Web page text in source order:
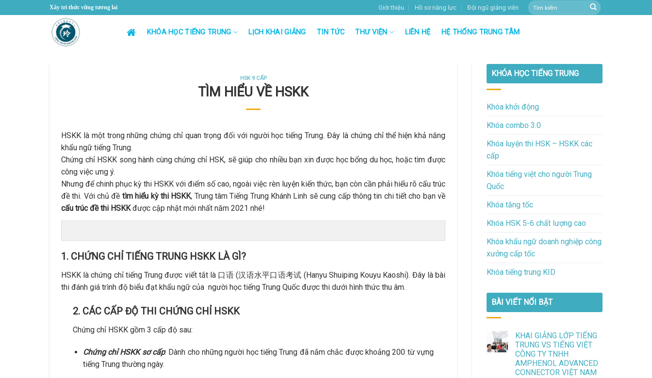
to
Xây tri thức vững tương lai Giới thiệu Hồ sơ năng lực Đội ngũ giảng viên
KHÓA HỌC TIẾNG TRUNG LỊCH KHAI GIẢNG TIN TỨC THƯ VIỆN LIÊN HỆ HỆ THỐNG TRUNG TÂM
HSK 9 CẤP
TÌM HIỂU VỀ HSKK
HSKK là một trong những chứng chỉ quan trọng đối với người học tiếng Trung. Đây là chứng chỉ thể hiện khả năng
khẩu ngữ tiếng Trung.
Chứng chỉ HSKK song hành cùng chứng chỉ HSK, sẽ giúp cho nhiều bạn xin được học bổng du học, hoặc tìm được
công việc ưng ý.
Nhưng để chinh phục kỳ thi HSKK với điểm số cao, ngoài việc rèn luyện kiến thức, bạn còn cần phải hiểu rõ cấu trúc
đề thi. Với chủ đề tìm hiểu kỳ thi HSKK, Trung tâm Tiếng Trung Khánh Linh sẽ cung cấp thông tin chi tiết cho bạn về
cấu trúc đề thi HSKKđược cập nhật mới nhất năm 2021 nhé!
1. CHỨNG CHỈ TIẾNG TRUNG HSKK LÀ GÌ?
HSKK là chứng chỉ tiếng Trung được viết tắt là 口语 (汉语水平口语考试 (Hanyu Shuiping Kouyu Kaoshi). Đây là bài
thi đánh giá trình độ biểu đạt khẩu ngữ của người học tiếng Trung Quốc được thi dưới hình thức thu âm.
2. CÁC CẤP ĐỘ THI CHỨNG CHỈ HSKK
Chứng chỉ HSKK gồm 3 cấp độ sau:
Chứng chỉ HSKK sơ cấp: Dành cho những người học tiếng Trung đã nắm chắc được khoảng 200 từ vựng
tiếng Trung thường ngày.
KHÓA HỌC TIẾNG TRUNG
Khóa khởi động
Khóa combo 3.0
Khóa luyện thi HSK – HSKK các
cấp
Khóa tiếng việt cho người Trung
Quốc
Khóa tăng tốc
Khóa HSK 5-6 chất lượng cao
Khóa khẩu ngữ doanh nghiệp công
xưởng cấp tốc
Khóa tiếng trung KID
BÀI VIẾT NỔI BẬT
KHAI GIẢNG LỚP TIẾNG
TRUNG VS TIẾNG VIỆT
CÔNG TY TNHH
AMPHENOL ADVANCED
CONNECTOR VIỆT NAM